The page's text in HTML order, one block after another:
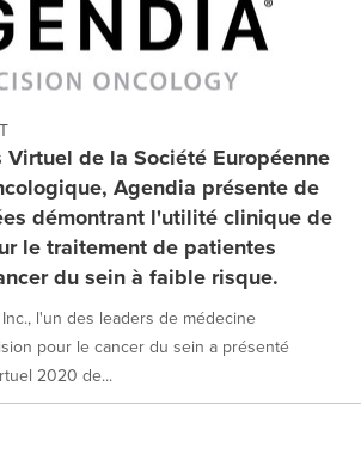
Virtuel de la Société Européenne
Agendia présente de
démontrant l'utilité clinique de
le traitement de patientes
du sein à faible risque.
l'un des leaders de médecine
pour le cancer du sein a présenté
2020 de...